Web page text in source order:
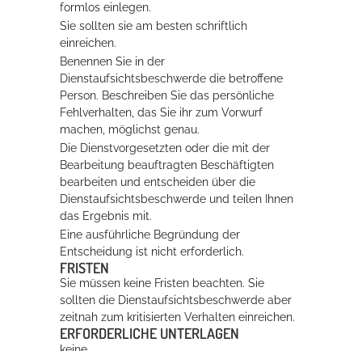
formlos einlegen.
Sie sollten sie am besten schriftlich
einreichen.
Benennen Sie in der
Dienstaufsichtsbeschwerde die betroffene
Person. Beschreiben Sie das persönliche
Fehlverhalten, das Sie ihr zum Vorwurf
machen, möglichst genau.
Die Dienstvorgesetzten oder die mit der
Bearbeitung beauftragten Beschäftigten
bearbeiten und entscheiden über die
Dienstaufsichtsbeschwerde und teilen Ihnen
das Ergebnis mit.
Eine ausführliche Begründung der
Entscheidung ist nicht erforderlich.
FRISTEN
Sie müssen keine Fristen beachten. Sie
sollten die Dienstaufsichtsbeschwerde aber
zeitnah zum kritisierten Verhalten einreichen.
ERFORDERLICHE UNTERLAGEN